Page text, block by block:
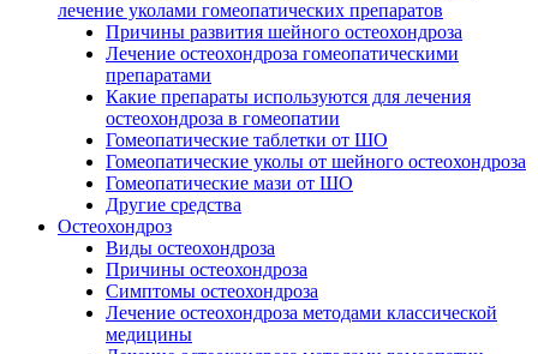
лечение уколами гомеопатических препаратов
Причины развития шейного остеохондроза
Лечение остеохондроза гомеопатическими
препаратами
Какие препараты используются для лечения
остеохондроза в гомеопатии
Гомеопатические таблетки от ШО
Гомеопатические уколы от шейного остеохондроза
Гомеопатические мази от ШО
Другие средства
Остеохондроз
Виды остеохондроза
Причины остеохондроза
Симптомы остеохондроза
Лечение остеохондроза методами классической
медицины